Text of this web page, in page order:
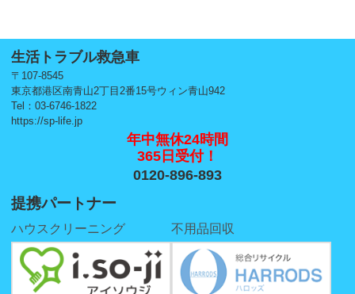
生活トラブル救急車
〒107-8545
東京都港区南青山2丁目2番15号ウィン青山942
Tel：03-6746-1822
https://sp-life.jp
年中無休24時間
365日受付！
0120-896-893
提携パートナー
ハウスクリーニング 不用品回収